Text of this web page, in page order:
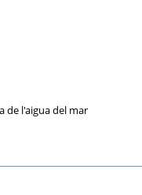
de l'aigua del mar